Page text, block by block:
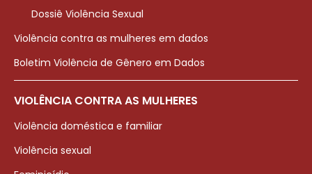
Dossiê Violência Sexual
Violência contra as mulheres em dados
Boletim Violência de Gênero em Dados
VIOLÊNCIA CONTRA AS MULHERES
Violência doméstica e familiar
Violência sexual